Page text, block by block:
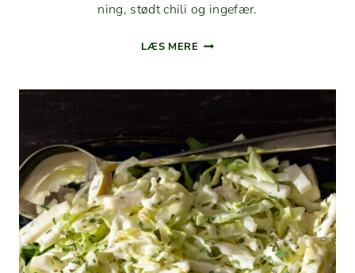
ning, stødt chili og ingefær.
LÆS MERE YOGHURT
MELON